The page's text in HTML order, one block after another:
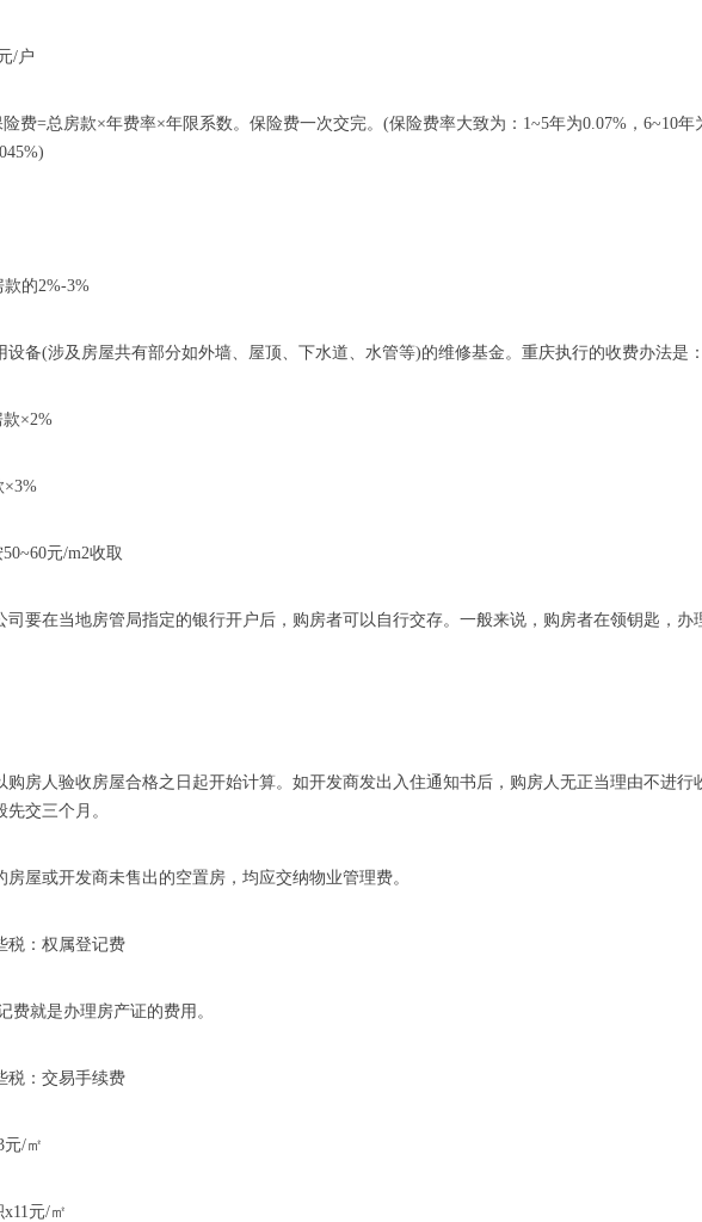
/户
费=总房款×年费率×年限系数。保险费一次交完。(保险费率大致为：1~5年为0.07%，6~10年
的2%-3%
设备(涉及房屋共有部分如外墙、屋顶、下水道、水管等)的维修基金。重庆执行的收费办法是
×2%
×3%
元/m2收取
司要在当地房管局指定的银行开户后，购房者可以自行交存。一般来说，购房者在领钥匙，
购房人验收房屋合格之日起开始计算。如开发商发出入住通知书后，购房人无正当理由不进
交三个月。
房屋或开发商未售出的空置房，均应交纳物业管理费。
税：权属登记费
费就是办理房产证的费用。
税：交易手续费
元/㎡
元/㎡